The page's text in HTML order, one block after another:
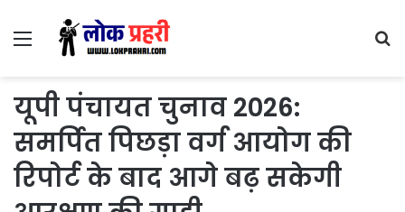
Menu
यूपी पंचायत चुनाव 2026:
समर्पित पिछड़ा वर्ग आयोग की
रिपोर्ट के बाद आगे बढ़ सकेगी